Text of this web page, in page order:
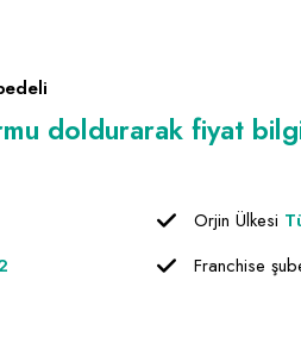
doldurarak fiyat
Orjin Ülkesi
Franchise